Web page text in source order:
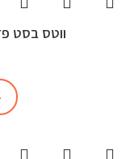
ווטס בסט